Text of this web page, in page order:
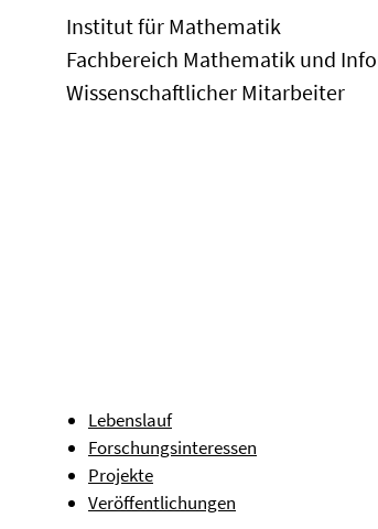
Institut für Mathematik
Fachbereich Mathematik und
Wissenschaftlicher Mitarbeiter
Lebenslauf
Forschungsinteressen
Projekte
Veröffentlichungen